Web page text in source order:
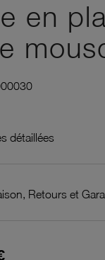
en
détaillées
Retours et